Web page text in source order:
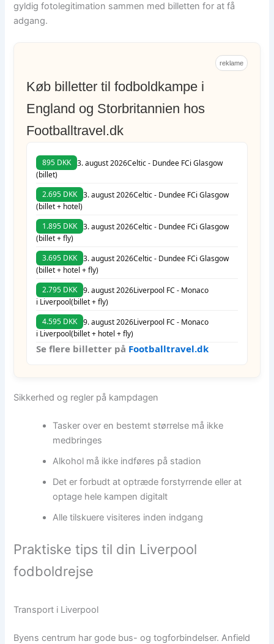
gyldig fotolegitimation sammen med billetten for at få
adgang.
reklame
Køb billetter til fodboldkampe i
England og Storbritannien hos
Footballtravel.dk
895 DKK 3. august 2026Celtic - Dundee FCi Glasgow
(billet)
2.695 DKK 3. august 2026Celtic - Dundee FCi Glasgow
(billet + hotel)
1.895 DKK 3. august 2026Celtic - Dundee FCi Glasgow
(billet + fly)
3.695 DKK 3. august 2026Celtic - Dundee FCi Glasgow
(billet + hotel + fly)
2.795 DKK 9. august 2026Liverpool FC - Monaco
i Liverpool(billet + fly)
4.595 DKK 9. august 2026Liverpool FC - Monaco
i Liverpool(billet + hotel + fly)
Se flere billetter på Footballtravel.dk
Sikkerhed og regler på kampdagen
Tasker over en bestemt størrelse må ikke
medbringes
Alkohol må ikke indføres på stadion
Det er forbudt at optræde forstyrrende eller at
optage hele kampen digitalt
Alle tilskuere visiteres inden indgang
Praktiske tips til din Liverpool
fodboldrejse
Transport i Liverpool
Byens centrum har gode bus- og togforbindelser. Anfield